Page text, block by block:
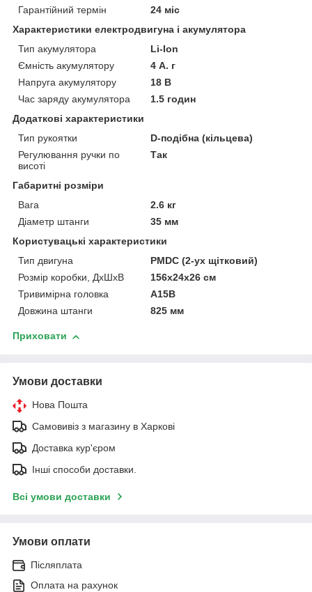
Гарантійний термін
24 міс
Характеристики електродвигуна і акумулятора
Тип акумулятора
Li-Ion
Ємність акумулятору
4 А. г
Напруга акумулятору
18 В
Час заряду акумулятора
1.5 годин
Додаткові характеристики
Тип рукоятки
D-подібна (кільцева)
Регулювання ручки по
висоті
Так
Габаритні розміри
Вага
2.6 кг
Діаметр штанги
35 мм
Користувацькі характеристики
Тип двигуна
PMDC (2-ух щітковий)
Розмір коробки, ДхШхВ
156x24x26 см
Тривимірна головка
A15B
Довжина штанги
825 мм
Приховати
Умови доставки
Нова Пошта
Самовивіз з магазину в Харкові
Доставка кур'єром
Інші способи доставки.
Всі умови доставки
Умови оплати
Післяплата
Оплата на рахунок